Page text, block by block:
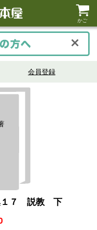
かご
会員登録
１７ 説教 下